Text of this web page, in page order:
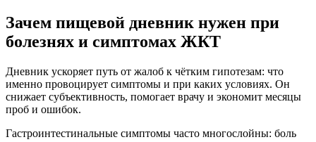
Зачем пищевой дневник нужен при
болезнях и симптомах ЖКТ
Дневник ускоряет путь от жалоб к чётким гипотезам: что
именно провоцирует симптомы и при каких условиях. Он
снижает субъективность, помогает врачу и экономит месяцы
проб и ошибок.
Гастроинтестинальные симптомы часто многослойны: боль